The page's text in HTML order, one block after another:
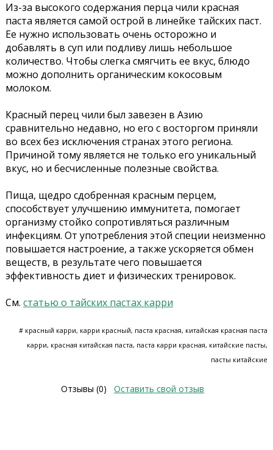
Из-за высокого содержания перца чили красная
паста является самой острой в линейке тайских паст.
Ее нужно использовать очень осторожно и
добавлять в суп или подливу лишь небольшое
количество. Чтобы слегка смягчить ее вкус, блюдо
можно дополнить органическим кокосовым
молоком.
Красный перец чили был завезен в Азию
сравнительно недавно, но его с восторгом приняли
во всех без исключения странах этого региона.
Причиной тому является не только его уникальный
вкус, но и бесчисленные полезные свойства.
Пища, щедро сдобренная красным перцем,
способствует улучшению иммунитета, помогает
организму стойко сопротивляться различным
инфекциям. От употребления этой специи неизменно
повышается настроение, а также ускоряется обмен
веществ, в результате чего повышается
эффективность диет и физических тренировок.
См. статью о тайских пастах карри
# красный карри, карри красный, паста красная, китайская красная паста
карри, красная китайская паста, паста карри красная, китайские пасты,
пасты китайские
Отзывы (0) Оставить свой отзыв